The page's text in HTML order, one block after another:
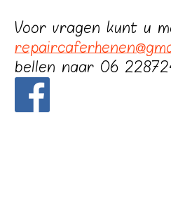
Voor vragen kunt u
bellen naar 06